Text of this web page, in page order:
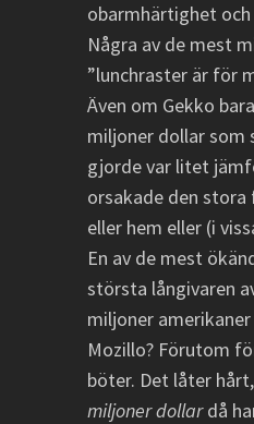
obarmhärtighet
Några av de mest
”lunchraster är för
Även om Gekko
miljoner dollar som
gjorde var litet
orsakade den
eller hem eller (i
En av de mest
största långivaren
miljoner
Mozillo? Förutom
böter. Det låter
miljoner dollardå